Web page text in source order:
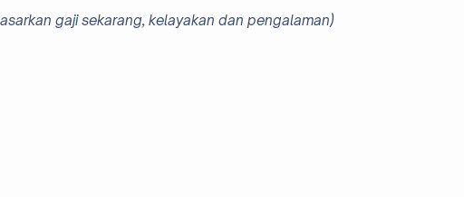
gaji sekarang, kelayakan dan pengalaman)